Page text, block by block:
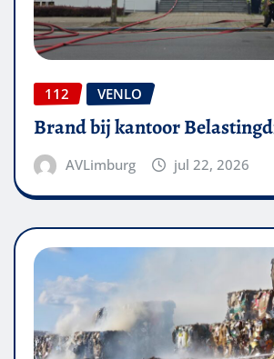
112 VENLO
Brand bij kantoor
AVLimburg jul 22, 2026